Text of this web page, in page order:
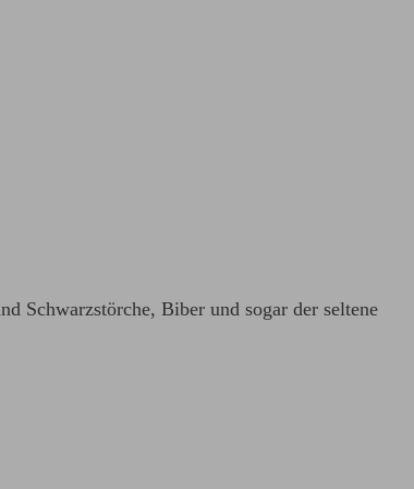
Schwarzstörche, Biber und sogar der seltene